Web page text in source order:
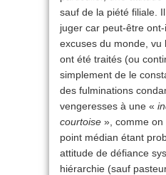
sauf de la piété filiale.
juger car peut-être
excuses du monde, vu
ont été traités (ou
simplement de le
des fulminations
vengeresses à une «
courtoise », comme on
point médian étant
attitude de défiance
hiérarchie (sauf